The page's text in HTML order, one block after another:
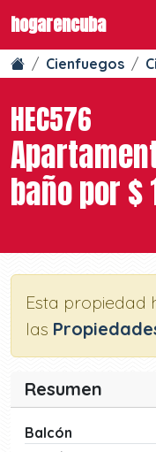
hogarencuba
Cienfuegos
HEC576
baño por $
Esta propiedad
las
Resumen
Balcón